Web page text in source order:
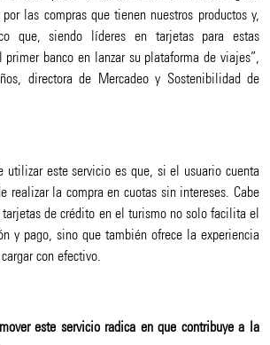
las compras que tienen nuestros productos y,
que, siendo líderes en tarjetas para estas
banco en lanzar su plataforma de viajes”,
directora de Mercadeo y Sostenibilidad de
utilizar este servicio es que, si el usuario cuenta
realizar la compra en cuotas sin intereses. Cabe
tarjetas de crédito en el turismo no solo facilita el
y pago, sino que también ofrece la experiencia
con efectivo.
este servicio radica en que contribuyea la